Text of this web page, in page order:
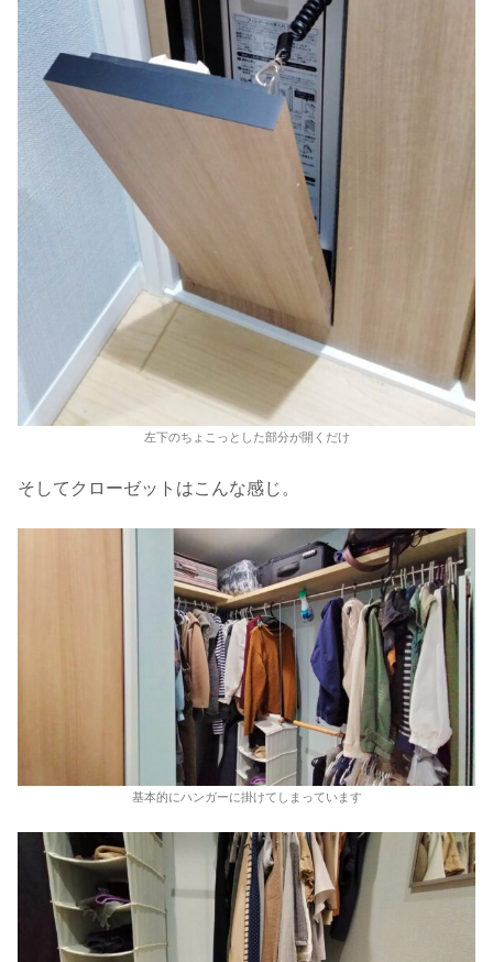
左下のちょこっとした部分が開くだけ
そしてクローゼットはこんな感じ。
基本的にハンガーに掛けてしまっています